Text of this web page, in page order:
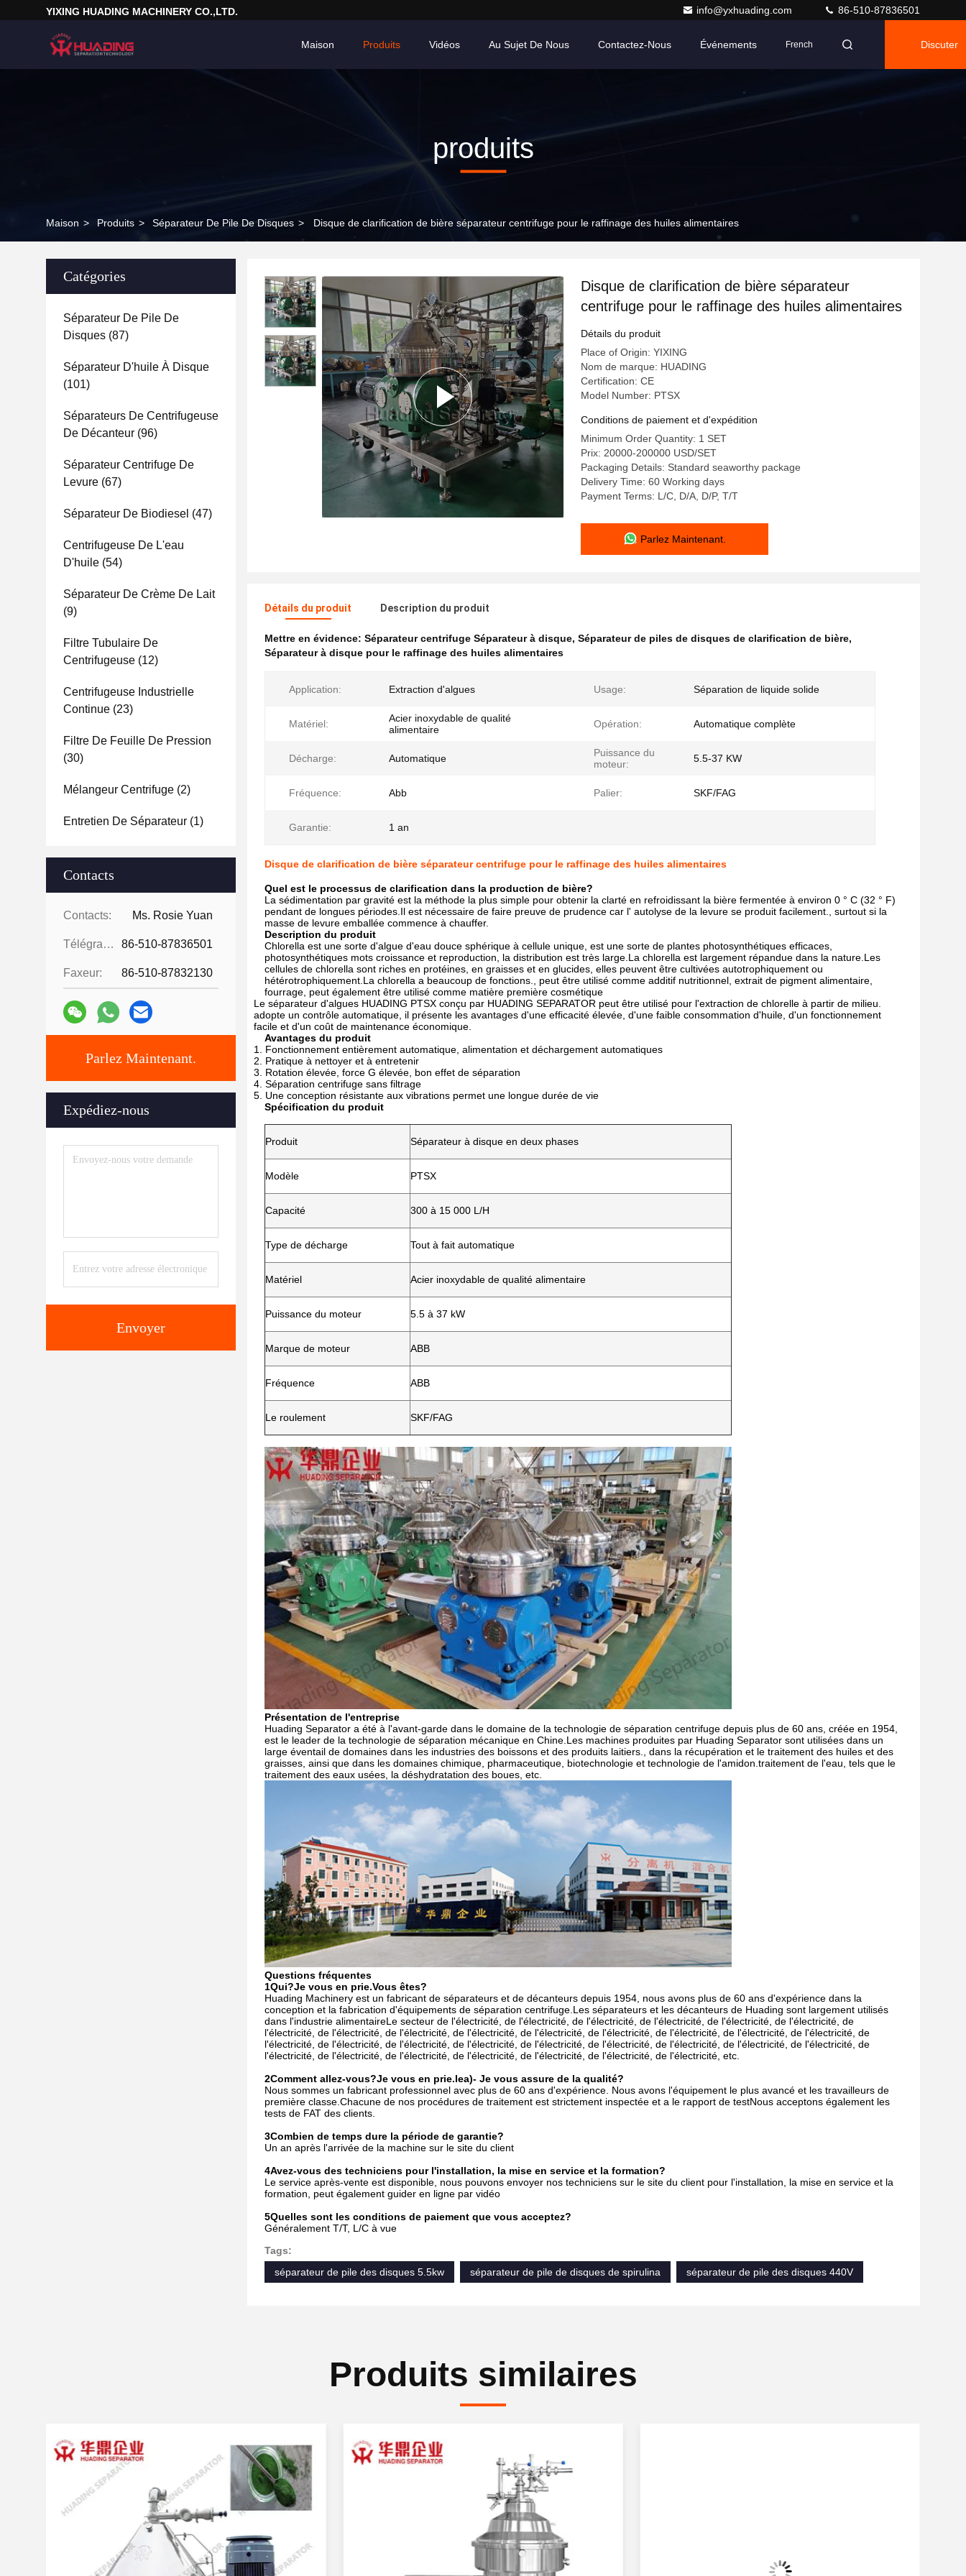
YIXING HUADING MACHINERY CO.,LTD. info@yxhuading.com 86-510-87836501
Maison Produits Vidéos Au Sujet De Nous Contactez-Nous Événements French Discuter
produits
Maison > Produits > Séparateur De Pile De Disques > Disque de clarification de bière séparateur centrifuge pour le raffinage des huiles alimentaires
Catégories
Séparateur De Pile De
Disques (87)
Séparateur D'huile À Disque
(101)
Séparateurs De Centrifugeuse
De Décanteur (96)
Séparateur Centrifuge De
Levure (67)
Séparateur De Biodiesel (47)
Centrifugeuse De L'eau
D'huile (54)
Séparateur De Crème De Lait
(9)
Filtre Tubulaire De
Centrifugeuse (12)
Centrifugeuse Industrielle
Continue (23)
Filtre De Feuille De Pression
(30)
Mélangeur Centrifuge (2)
Entretien De Séparateur (1)
Contacts
Contacts: Ms. Rosie Yuan
Télégramme: 86-510-87836501
Faxeur: 86-510-87832130
Parlez Maintenant.
Expédiez-nous
Envoyer
Disque de clarification de bière séparateur
centrifuge pour le raffinage des huiles alimentaires
Détails du produit
Place of Origin: YIXING
Nom de marque: HUADING
Certification: CE
Model Number: PTSX
Conditions de paiement et d'expédition
Minimum Order Quantity: 1 SET
Prix: 20000-200000 USD/SET
Packaging Details: Standard seaworthy package
Delivery Time: 60 Working days
Payment Terms: L/C, D/A, D/P, T/T
Parlez Maintenant.
Détails du produit Description du produit
Mettre en évidence: Séparateur centrifuge Séparateur à disque, Séparateur de piles de disques de clarification de bière,
Séparateur à disque pour le raffinage des huiles alimentaires
Application: Extraction d'algues Usage: Séparation de liquide solide
Matériel:
Acier inoxydable de qualité
alimentaire
Opération: Automatique complète
Décharge: Automatique
Puissance du
moteur:
5.5-37 KW
Fréquence: Abb Palier: SKF/FAG
Garantie: 1 an
Disque de clarification de bière séparateur centrifuge pour le raffinage des huiles alimentaires
Quel est le processus de clarification dans la production de bière?
La sédimentation par gravité est la méthode la plus simple pour obtenir la clarté en refroidissant la bière fermentée à environ 0 ° C (32 ° F)
pendant de longues périodes.Il est nécessaire de faire preuve de prudence car l' autolyse de la levure se produit facilement., surtout si la
masse de levure emballée commence à chauffer.
Description du produit
Chlorella est une sorte d'algue d'eau douce sphérique à cellule unique, est une sorte de plantes photosynthétiques efficaces,
photosynthétiques mots croissance et reproduction, la distribution est très large.La chlorella est largement répandue dans la nature.Les
cellules de chlorella sont riches en protéines, en graisses et en glucides, elles peuvent être cultivées autotrophiquement ou
hétérotrophiquement.La chlorella a beaucoup de fonctions., peut être utilisé comme additif nutritionnel, extrait de pigment alimentaire,
fourrage, peut également être utilisé comme matière première cosmétique
Le séparateur d'algues HUADING PTSX conçu par HUADING SEPARATOR peut être utilisé pour l'extraction de chlorelle à partir de milieu.
adopte un contrôle automatique, il présente les avantages d'une efficacité élevée, d'une faible consommation d'huile, d'un fonctionnement
facile et d'un coût de maintenance économique.
Avantages du produit
Fonctionnement entièrement automatique, alimentation et déchargement automatiques
Pratique à nettoyer et à entretenir
Rotation élevée, force G élevée, bon effet de séparation
Séparation centrifuge sans filtrage
Une conception résistante aux vibrations permet une longue durée de vie
Spécification du produit
Produit Séparateur à disque en deux phases
Modèle PTSX
Capacité 300 à 15 000 L/H
Type de décharge Tout à fait automatique
Matériel Acier inoxydable de qualité alimentaire
Puissance du moteur 5.5 à 37 kW
Marque de moteur ABB
Fréquence ABB
Le roulement SKF/FAG
Présentation de l'entreprise
Huading Separator a été à l'avant-garde dans le domaine de la technologie de séparation centrifuge depuis plus de 60 ans, créée en 1954,
est le leader de la technologie de séparation mécanique en Chine.Les machines produites par Huading Separator sont utilisées dans un
large éventail de domaines dans les industries des boissons et des produits laitiers., dans la récupération et le traitement des huiles et des
graisses, ainsi que dans les domaines chimique, pharmaceutique, biotechnologie et technologie de l'amidon.traitement de l'eau, tels que le
traitement des eaux usées, la déshydratation des boues, etc.
Questions fréquentes
1Qui?Je vous en prie.Vous êtes?
Huading Machinery est un fabricant de séparateurs et de décanteurs depuis 1954, nous avons plus de 60 ans d'expérience dans la
conception et la fabrication d'équipements de séparation centrifuge.Les séparateurs et les décanteurs de Huading sont largement utilisés
dans l'industrie alimentaireLe secteur de l'électricité, de l'électricité, de l'électricité, de l'électricité, de l'électricité, de l'électricité, de
l'électricité, de l'électricité, de l'électricité, de l'électricité, de l'électricité, de l'électricité, de l'électricité, de l'électricité, de l'électricité, de
l'électricité, de l'électricité, de l'électricité, de l'électricité, de l'électricité, de l'électricité, de l'électricité, de l'électricité, de l'électricité, de
l'électricité, de l'électricité, de l'électricité, de l'électricité, de l'électricité, de l'électricité, de l'électricité, etc.
2Comment allez-vous?Je vous en prie.lea)- Je vous assure de la qualité?
Nous sommes un fabricant professionnel avec plus de 60 ans d'expérience. Nous avons l'équipement le plus avancé et les travailleurs de
première classe.Chacune de nos procédures de traitement est strictement inspectée et a le rapport de testNous acceptons également les
tests de FAT des clients.
3Combien de temps dure la période de garantie?
Un an après l'arrivée de la machine sur le site du client
4Avez-vous des techniciens pour l'installation, la mise en service et la formation?
Le service après-vente est disponible, nous pouvons envoyer nos techniciens sur le site du client pour l'installation, la mise en service et la
formation, peut également guider en ligne par vidéo
5Quelles sont les conditions de paiement que vous acceptez?
Généralement T/T, L/C à vue
Tags:
séparateur de pile des disques 5.5kw
séparateur de pile de disques de spirulina séparateur de pile des disques 440V
Produits similaires